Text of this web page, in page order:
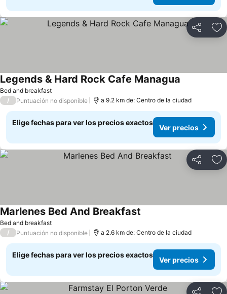
Compartir
Bed and breakfast
Legends & Hard Rock Cafe Managua
/ Puntuación no disponible a 9.2 km de: Centro de la ciudad
Elige fechas para ver los precios exactos
Ver precios
Compartir
Bed and breakfast
Marlenes Bed And Breakfast
/ Puntuación no disponible a 2.6 km de: Centro de la ciudad
Elige fechas para ver los precios exactos
Ver precios